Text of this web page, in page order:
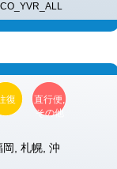
直行便,
その他
復
, 札幌, 沖